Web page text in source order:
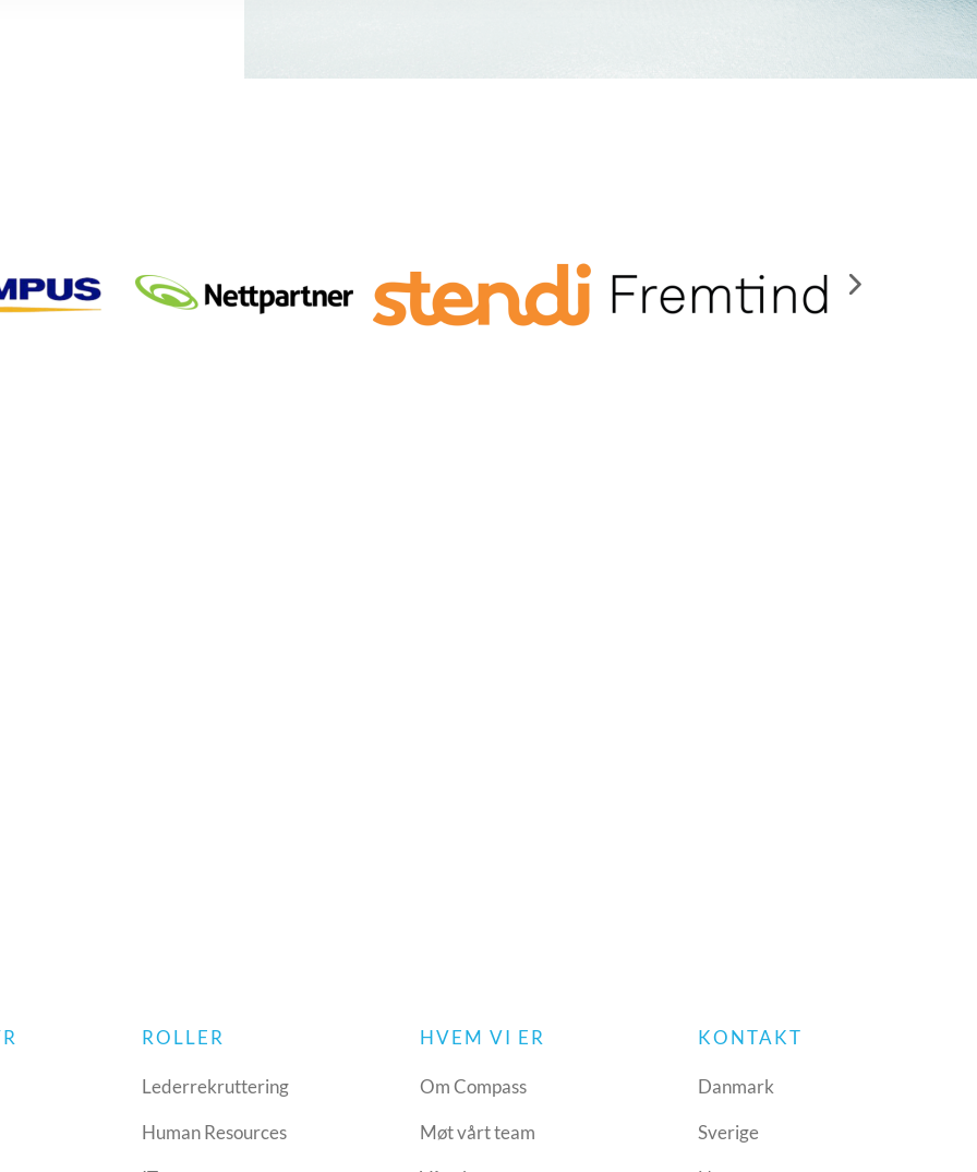
ROLLER
Lederrekruttering
Human Resources
HVEM VI ER
Om Compass
Møt vårt team
KONTAKT
Danmark
Sverige